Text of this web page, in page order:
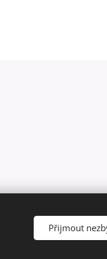
Přijmout